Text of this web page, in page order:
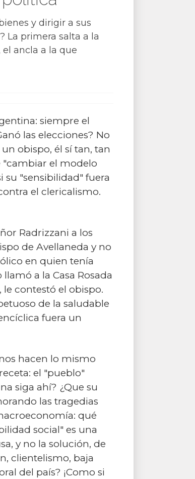
y dirigir a sus
La primera salta a la
ancla a la que
siempre el
las elecciones? No
obispo, él sí tan, tan
"cambiar el modelo
"sensibilidad" fuera
el clericalismo.
Radrizzani a los
de Avellaneda y no
en quien tenía
a la Casa Rosada
contestó el obispo.
de la saludable
fuera un
hacen lo mismo
el "pueblo"
siga ahí? ¿Que su
las tragedias
qué
social" es una
y no la solución, de
clientelismo, baja
del país? ¡Como si